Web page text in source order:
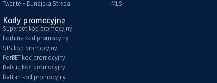
Twente - Dunajska Streda
MLS
Kody promocyjne
Superbet kod promocyjny
Fortuna kod promocyjny
STS kod promocyjny
ForBET kod promocyjny
Betclic kod promocyjny
BetFan kod promocyjny